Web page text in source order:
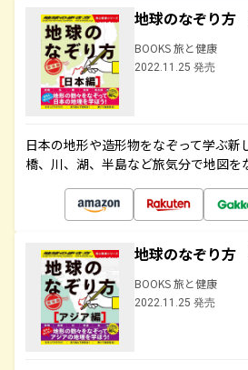
地球のなぞり
BOOKS 旅と健康
2022.11.25 発売
日本の地形や造形物をなぞって学ぶ新
橋、川、湖、半島など旅気分で地図を
地球のなぞり
BOOKS 旅と健康
2022.11.25 発売